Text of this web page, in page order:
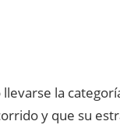
la
y que su